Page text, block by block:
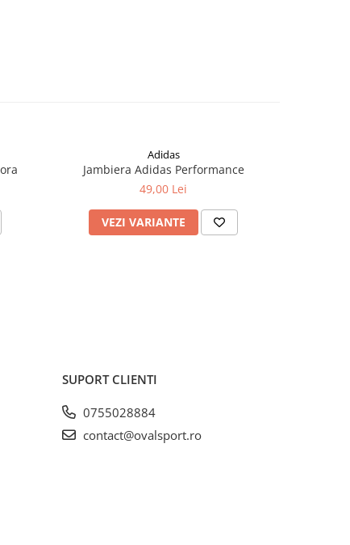
Adidas
Jambiera Adidas Performance
49,00 Lei
VEZI VARIANTE
SUPORT CLIENTI
0755028884
contact@ovalsport.ro